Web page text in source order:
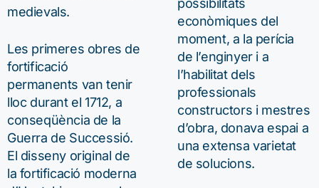
medievals.
Les primeres obres de
fortificació
permanents van tenir
lloc durant el 1712, a
conseqüència de la
Guerra de Successió.
El disseny original de
la fortificació moderna
possibilitats
econòmiques del
moment, a la perícia
de l’enginyer i a
l’habilitat dels
professionals
constructors i mestres
d’obra, donava espai a
una extensa varietat
de solucions.